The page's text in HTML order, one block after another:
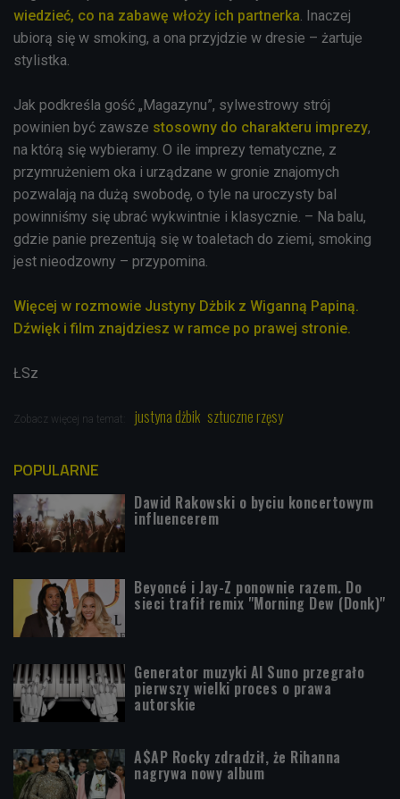
wiedzieć, co na zabawę włoży ich partnerka. Inaczej
ubiorą się w smoking, a ona przyjdzie w dresie – żartuje
stylistka.
Jak podkreśla gość „Magazynu”, sylwestrowy strój
powinien być zawsze stosowny do charakteru imprezy,
na którą się wybieramy. O ile imprezy tematyczne, z
przymrużeniem oka i urządzane w gronie znajomych
pozwalają na dużą swobodę, o tyle na uroczysty bal
powinniśmy się ubrać wykwintnie i klasycznie. – Na balu,
gdzie panie prezentują się w toaletach do ziemi, smoking
jest nieodzowny – przypomina.
Więcej w rozmowie Justyny Dżbik z Wiganną Papiną.
Dźwięk i film znajdziesz w ramce po prawej stronie.
ŁSz
Zobacz więcej na temat: justyna dżbik sztuczne rzęsy
POPULARNE
Dawid Rakowski o byciu koncertowym
influencerem
Beyoncé i Jay-Z ponownie razem. Do
sieci trafił remix "Morning Dew (Donk)"
Generator muzyki AI Suno przegrało
pierwszy wielki proces o prawa
autorskie
A$AP Rocky zdradził, że Rihanna
nagrywa nowy album